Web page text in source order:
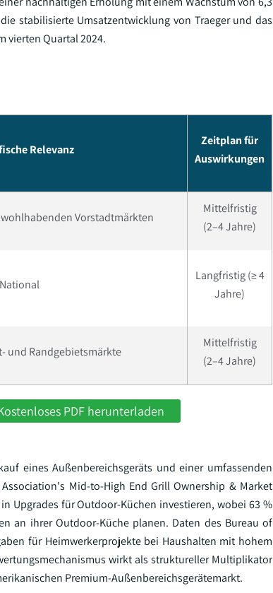
stabilisierte Umsatzentwicklung von Traeger und das
vierten Quartal 2024.
Relevanz
Zeitplan für
Auswirkungen
Vorstadtmärkten
Mittelfristig
(2–4 Jahre)
National
Langfristig (≥ 4
Jahre)
und Randgebietsmärkte
Mittelfristig
(2–4 Jahre)
PDF herunterladen
eines Außenbereichsgeräts und einer umfassenden
Mid-to-High End Grill Ownership & Market
Upgrades für Outdoor-Küchen investieren, wobei 63 %
an ihrer Outdoor-Küche planen. Daten des Bureau of
für Heimwerkerprojekte bei Haushalten mit hohem
wirkt als struktureller Multiplikator
Premium-Außenbereichsgerätemarkt.